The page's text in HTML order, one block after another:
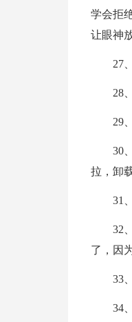
学会拒
让眼神
27
28
29
30
拉，卸
31
32
了，因
33
34